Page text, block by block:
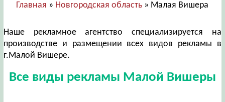
Главная » Новгородская область » Малая Вишера
Наше рекламное агентство специализируется на
производстве и размещении всех видов рекламы в
г.Малой Вишере.
Все виды рекламы Малой Вишеры